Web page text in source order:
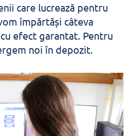
care lucrează pentru
împărtăși câteva
efect garantat. Pentru
noi în depozit.